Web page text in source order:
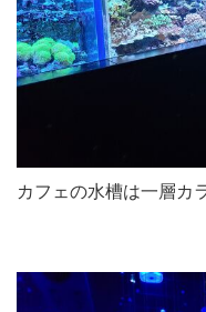
カフェの水槽は一層カ